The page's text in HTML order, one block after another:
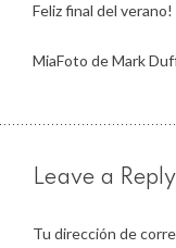
Feliz final del verano!
MiaFoto de Mark
Leave a Reply
Tu dirección de